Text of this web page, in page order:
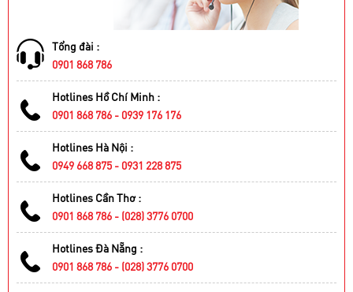
Tổng đài :
0901 868 786
Hotlines Hồ Chí Minh :
0901 868 786 - 0939 176 176
Hotlines Hà Nội :
0949 668 875 - 0931 228 875
Hotlines Cần Thơ :
0901 868 786 - (028) 3776 0700
Hotlines Đà Nẵng :
0901 868 786 - (028) 3776 0700